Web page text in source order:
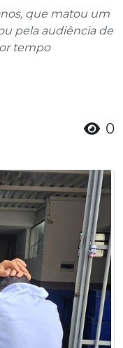
que matou um
pela audiência de
tempo
0